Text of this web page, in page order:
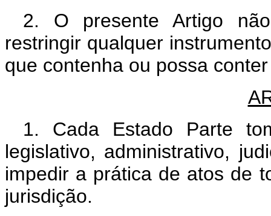
2. O presente Artigo
restringir qualquer
que contenha ou possa
1. Cada Estado Parte
legislativo, administrativo,
impedir a prática de atos de
jurisdição.